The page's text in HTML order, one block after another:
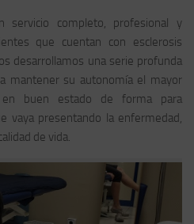
completo, profesional y
que cuentan con esclerosis
desarrollamos una serie profunda
mantener su autonomía el mayor
buen estado de forma para
vaya presentando la enfermedad,
de vida.